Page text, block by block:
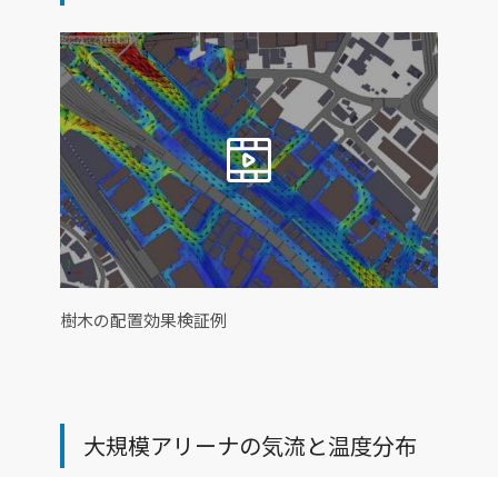
樹木の配置効果検証例
大規模アリーナの気流と温度分布